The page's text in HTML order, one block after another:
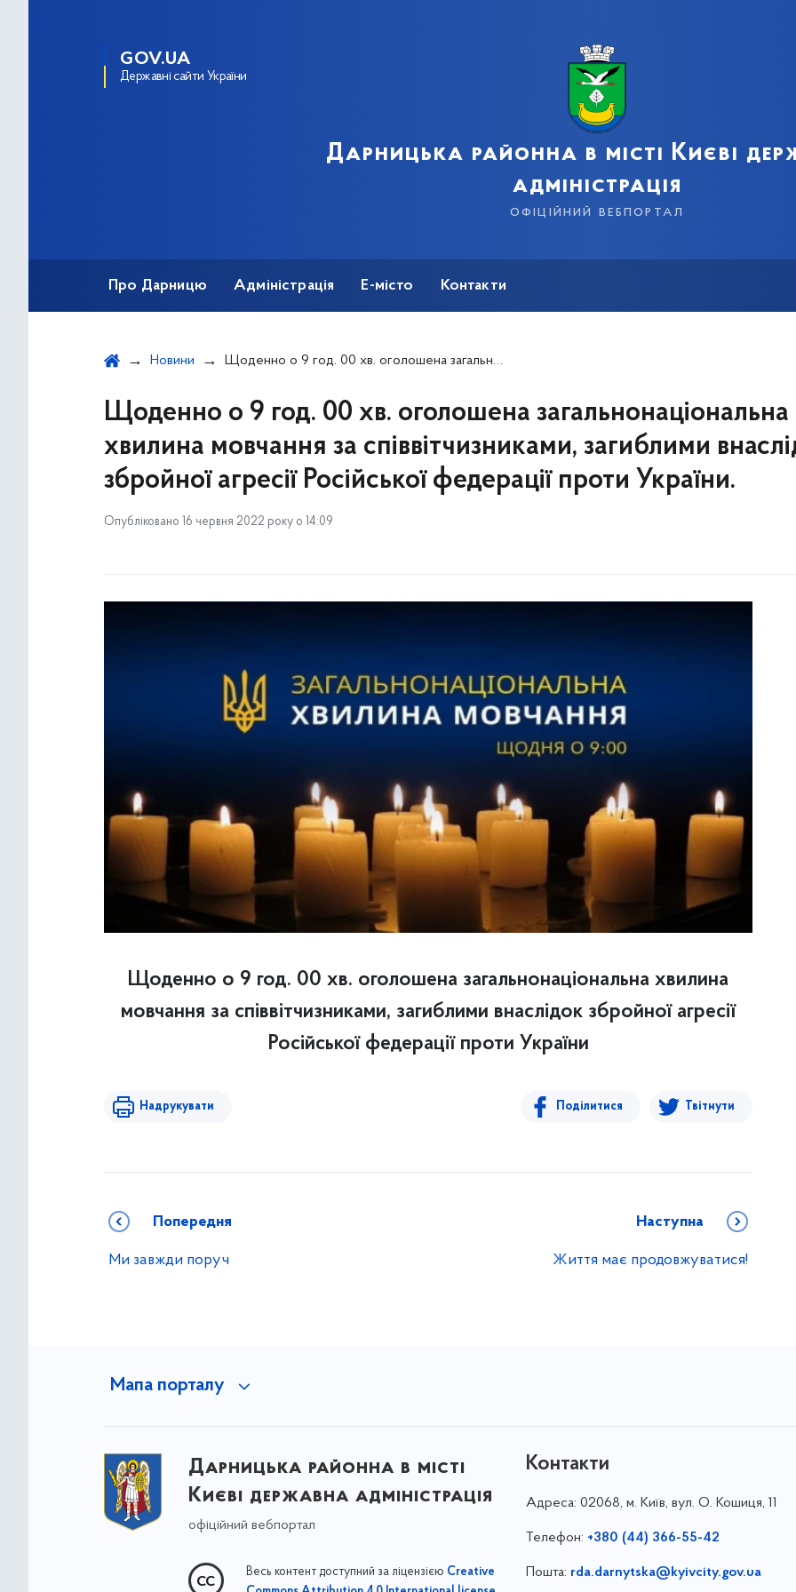
GOV.UA
Державні сайти України
Дарницька районна в місті Києві
адміністрація
офіційний вебпортал
Про Дарницю Адміністрація Е-місто Контакти
Новини Щоденно о 9 год. 00 хв. оголошена загальнонаціональна хвилина мовчання за співвітчизниками, загиблими внаслідок збройної агресії Російської федерації проти України.
Щоденно о 9 год. 00 хв. оголошена загальнонаціональна
хвилина мовчання за співвітчизниками, загиблими
збройної агресії Російської федерації проти України.
Опубліковано 16 червня 2022 року о 14:09
Щоденно о 9 год. 00 хв. оголошена загальнонаціональна хвилина
мовчання за співвітчизниками, загиблими внаслідок збройної агресії
Російської федерації проти України
Надрукувати Поділитися Твітнути
Попередня
Ми завжди поруч
Наступна
Життя має продовжуватися!
Мапа порталу
Дарницька районна в місті
Києві державна адміністрація
офіційний вебпортал
Весь контент доступний за ліцензією Creative
Контакти
Адреса: 02068, м. Київ, вул. О. Кошиця, 11
Телефон: +380 (44) 366-55-42
Пошта: rda.darnytska@kyivcity.gov.ua